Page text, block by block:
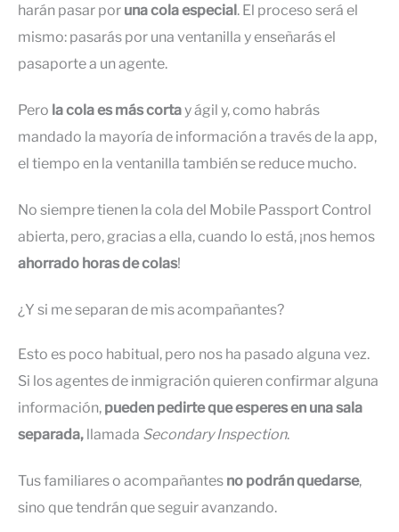
harán pasar por una cola especial. El proceso será el
mismo: pasarás por una ventanilla y enseñarás el
pasaporte a un agente.
Pero la cola es más cortay ágil y, como habrás
mandado la mayoría de información a través de la app,
el tiempo en la ventanilla también se reduce mucho.
No siempre tienen la cola del Mobile Passport Control
abierta, pero, gracias a ella, cuando lo está, ¡nos hemos
ahorrado horas de colas!
¿Y si me separan de mis acompañantes?
Esto es poco habitual, pero nos ha pasado alguna vez.
Si los agentes de inmigración quieren confirmar alguna
información, pueden pedirte que esperes en una sala
separada, llamada Secondary Inspection.
Tus familiares o acompañantes no podrán quedarse,
sino que tendrán que seguir avanzando.